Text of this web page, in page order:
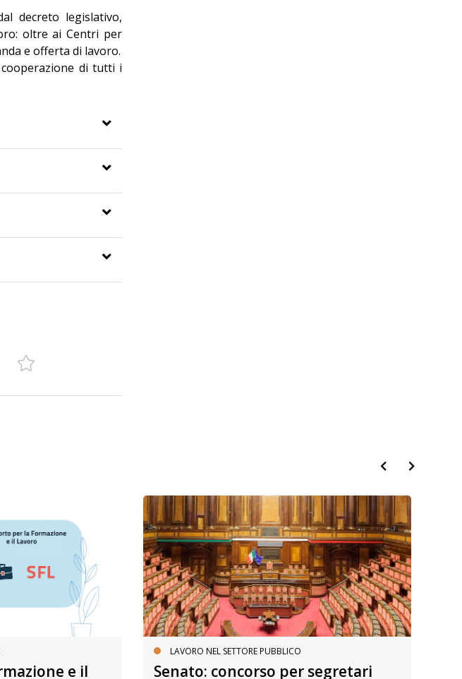
decreto legislativo,
oltre ai Centri per
e offerta di lavoro.
di tutti i
e il
LAVORO NEL SETTORE PUBBLICO
Senato: concorso per segretari